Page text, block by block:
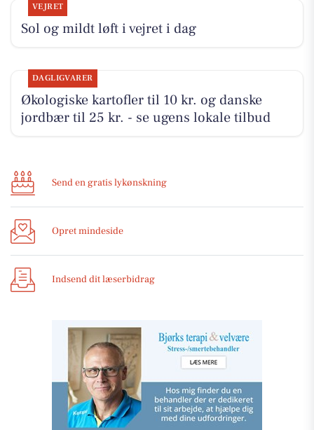
VEJRET
Sol og mildt løft i vejret i dag
DAGLIGVARER
Økologiske kartofler til 10 kr. og danske
jordbær til 25 kr. - se ugens lokale tilbud
Send en gratis lykønskning
Opret mindeside
Indsend dit læserbidrag